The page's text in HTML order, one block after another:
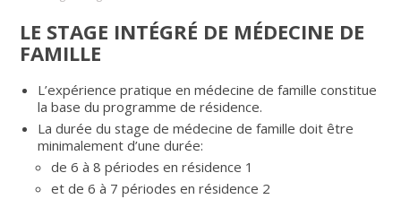
LE STAGE INTÉGRÉ DE MÉDECINE DE
FAMILLE
L’expérience pratique en médecine de famille constitue
la base du programme de résidence.
La durée du stage de médecine de famille doit être
minimalement d’une durée:
de 6 à 8 périodes en résidence 1
et de 6 à 7 périodes en résidence 2